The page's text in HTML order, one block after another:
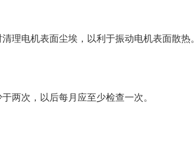
理电机表面尘埃，以利于振动电机表面散热。
两次，以后每月应至少检查一次。